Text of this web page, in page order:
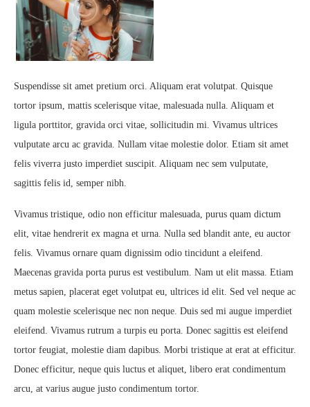
Suspendisse sit amet pretium orci. Aliquam erat volutpat. Quisque
tortor ipsum, mattis scelerisque vitae, malesuada nulla. Aliquam et
ligula porttitor, gravida orci vitae, sollicitudin mi. Vivamus ultrices
vulputate arcu ac gravida. Nullam vitae molestie dolor. Etiam sit amet
felis viverra justo imperdiet suscipit. Aliquam nec sem vulputate,
sagittis felis id, semper nibh.
Vivamus tristique, odio non efficitur malesuada, purus quam dictum
elit, vitae hendrerit ex magna et urna. Nulla sed blandit ante, eu auctor
felis. Vivamus ornare quam dignissim odio tincidunt a eleifend.
Maecenas gravida porta purus est vestibulum. Nam ut elit massa. Etiam
metus sapien, placerat eget volutpat eu, ultrices id elit. Sed vel neque ac
quam molestie scelerisque nec non neque. Duis sed mi augue imperdiet
eleifend. Vivamus rutrum a turpis eu porta. Donec sagittis est eleifend
tortor feugiat, molestie diam dapibus. Morbi tristique at erat at efficitur.
Donec efficitur, neque quis luctus et aliquet, libero erat condimentum
arcu, at varius augue justo condimentum tortor.